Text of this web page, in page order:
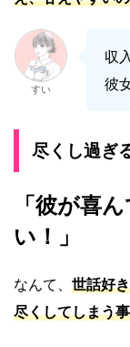
すい
収
彼
尽くし過ぎ
「彼が喜
い！」
なんて、 世話好
尽くしてしまう